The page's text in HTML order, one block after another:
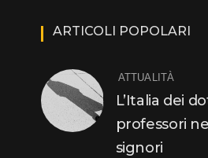
ARTICOLI POPOLARI
ATTUALITÀ
L’Italia dei
professori
signori